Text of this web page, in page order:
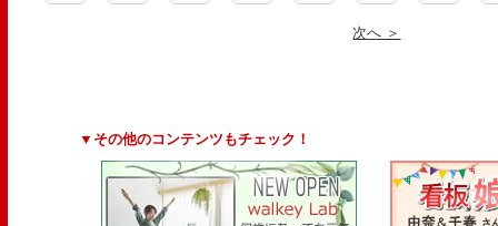
次へ ＞
▼その他のコンテンツもチェック！